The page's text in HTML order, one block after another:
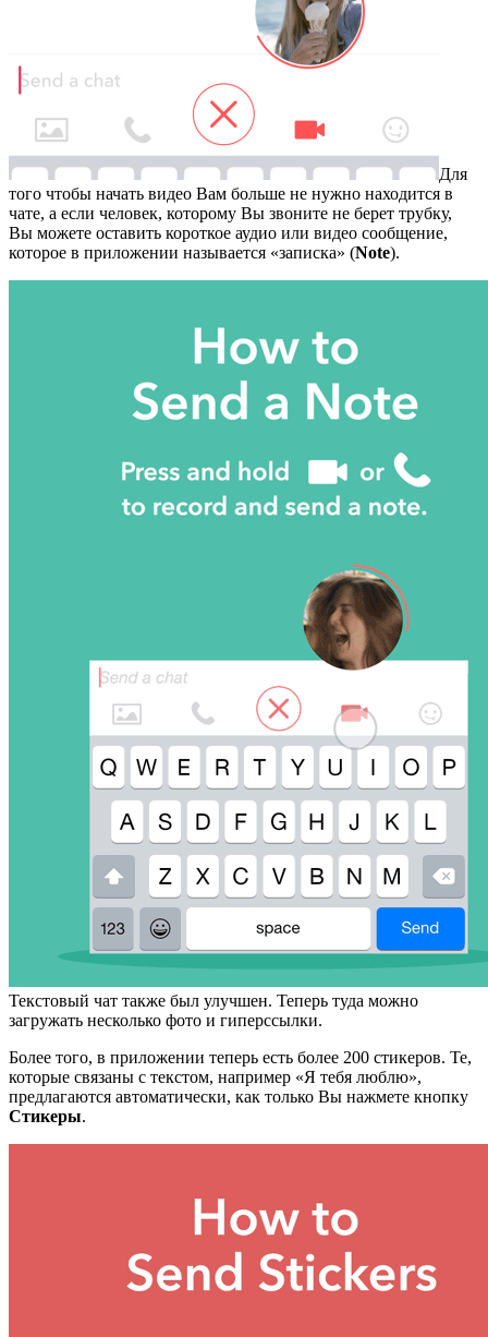
Для
того чтобы начать видео Вам больше не нужно находится в
чате, а если человек, которому Вы звоните не берет трубку,
Вы можете оставить короткое аудио или видео сообщение,
которое в приложении называется «записка» (Note).
Текстовый чат также был улучшен. Теперь туда можно
загружать несколько фото и гиперссылки.
Более того, в приложении теперь есть более 200 стикеров. Те,
которые связаны с текстом, например «Я тебя люблю»,
предлагаются автоматически, как только Вы нажмете кнопку
Стикеры.